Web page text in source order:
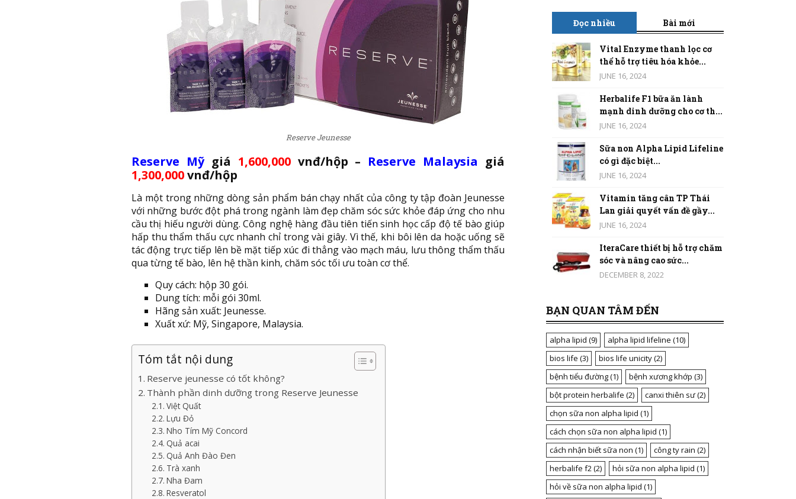
Reserve Jeunesse
Reserve Mỹgiá 1,600,000vnđ/hộp – Reserve Malaysia giá
1,300,000vnđ/hộp
Là một trong những dòng sản phẩm bán chạy nhất của công ty tập đoàn Jeunesse
với những bước đột phá trong ngành làm đẹp chăm sóc sức khỏe đáp ứng cho nhu
cầu thị hiếu người dùng. Công nghệ hàng đầu tiên tiến sinh học cấp độ tế bào giúp
hấp thu thẩm thấu cực nhanh chỉ trong vài giây. Vì thế, khi bôi lên da hoặc uống sẽ
tác động trực tiếp lên bề mặt tiếp xúc đi thẳng vào mạch máu, lưu thông thẩm thấu
qua từng tế bào, lên hệ thần kinh, chăm sóc tối ưu toàn cơ thể.
Quy cách: hộp 30 gói.
Dung tích: mỗi gói 30ml.
Hãng sản xuất: Jeunesse.
Xuất xứ: Mỹ, Singapore, Malaysia.
Tóm tắt nội dung
Reserve jeunesse có tốt không?
Thành phần dinh dưỡng trong Reserve Jeunesse
Việt Quất
Lựu Đỏ
Nho Tím Mỹ Concord
Quả acai
Quả Anh Đào Đen
Trà xanh
Nha Đam
Resveratol
Đọc nhiều Bài mới
Vital Enzyme thanh lọc cơ
thể hỗ trợ tiêu hóa khỏe...
JUNE 16, 2024
Herbalife F1 bữa ăn lành
mạnh dinh dưỡng cho cơ th...
JUNE 16, 2024
Sữa non Alpha Lipid Lifeline
có gì đặc biệt...
JUNE 16, 2024
Vitamin tăng cân TP Thái
Lan giải quyết vấn đề gầy...
JUNE 16, 2024
IteraCare thiết bị hỗ trợ chăm
sóc và nâng cao sức...
DECEMBER 8, 2022
BẠN QUAN TÂM ĐẾN
alpha lipid (9) alpha lipid lifeline (10)
bios life (3) bios life unicity(2)
bệnh tiểu đường(1) bệnh xương khớp (3)
bột protein herbalife (2) canxi thiên sư(2)
chọn sữa non alpha lipid (1)
cách chọn sữa non alpha lipid (1)
cách nhận biết sữa non (1) công ty rain (2)
herbalife f2(2) hỏi sữa non alpha lipid (1)
hỏi về sữa non alpha lipid (1)